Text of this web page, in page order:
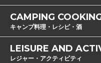
CAMPING
キャンプ料理・レシピ・酒
LEISURE AND
レジャー・アクティビティ